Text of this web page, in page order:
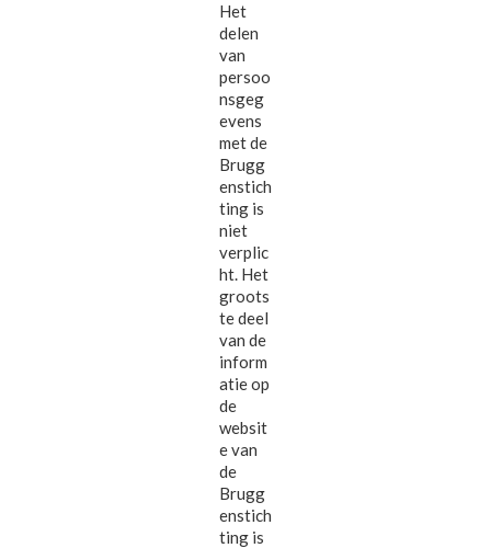
Het
delen
van
persoo
nsgeg
evens
met de
Brugg
enstich
ting is
niet
verplic
ht. Het
groots
te deel
van de
inform
atie op
de
websit
e van
de
Brugg
enstich
ting is